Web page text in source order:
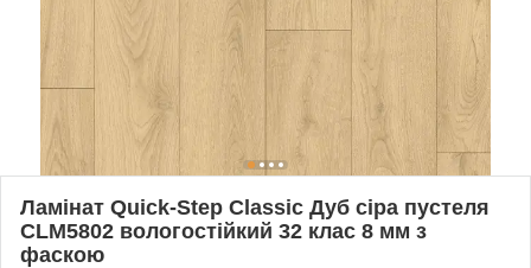
Ламінат Quick-Step Classic Дуб сіра пустеля
CLM5802 вологостійкий 32 клас 8 мм з
фаскою